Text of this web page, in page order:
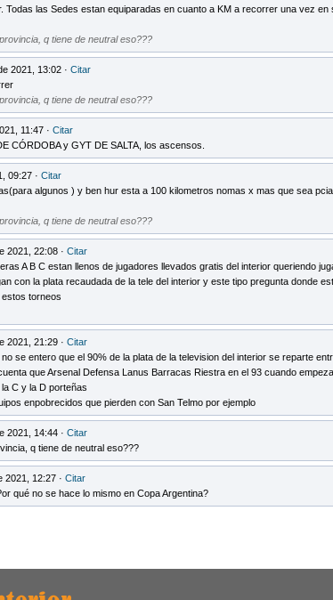
Todas las Sedes estan equiparadas en cuanto a KM a recorrer una vez en
q tiene de neutral eso???
2021, 13:02 · Citar
q tiene de neutral eso???
11:47 · Citar
CÓRDOBA y GYT DE SALTA, los ascensos.
09:27 · Citar
algunos ) y ben hur esta a 100 kilometros nomas x mas que sea
q tiene de neutral eso???
2021, 22:08 · Citar
A B C estan llenos de jugadores llevados gratis del interior queriendo
con la plata recaudada de la tele del interior y este tipo pregunta donde
torneos
2021, 21:29 · Citar
se entero que el 90% de la plata de la television del interior se reparte
que Arsenal Defensa Lanus Barracas Riestra en el 93 cuando
C y la D porteñas
enpobrecidos que pierden con San Telmo por ejemplo
2021, 14:44 · Citar
q tiene de neutral eso???
2021, 12:27 · Citar
qué no se hace lo mismo en Copa Argentina?